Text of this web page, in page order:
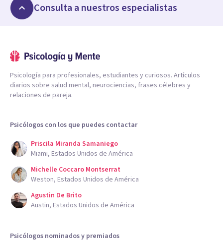
Consulta a nuestros especialistas
Psicología para profesionales, estudiantes y curiosos. Artículos
diarios sobre salud mental, neurociencias, frases célebres y
relaciones de pareja.
Psicólogos con los que puedes contactar
Priscila Miranda Samaniego
Miami, Estados Unidos de América
Michelle Coccaro Montserrat
Weston, Estados Unidos de América
Agustin De Brito
Austin, Estados Unidos de América
Psicólogos nominados y premiados